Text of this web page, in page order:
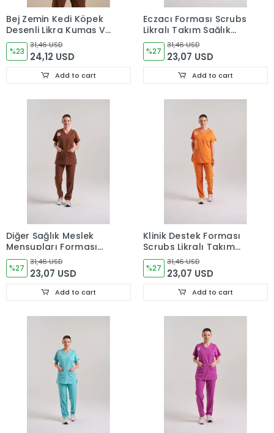
Bej Zemin Kedi Köpek
Desenli Likra Kumaş V
Yaka Cerrahi Takım
Forma
%23
31,46 USD
24,12 USD
Add to cart
Eczacı Forması Scrubs
Likralı Takım Sağlık
Bakanlığı Uyumlu-
Grasshopper
%27
31,46 USD
23,07 USD
Add to cart
Diğer Sağlık Meslek
Mensupları Forması
Scrubs Likralı Takım
Sağlık Bakanlığı
Uyumlu-Friar Brown
%27
31,46 USD
23,07 USD
Add to cart
Klinik Destek Forması
Scrubs Likralı Takım
Sağlık Bakanlığı
Uyumlu-Orange Ochre
%27
31,46 USD
23,07 USD
Add to cart